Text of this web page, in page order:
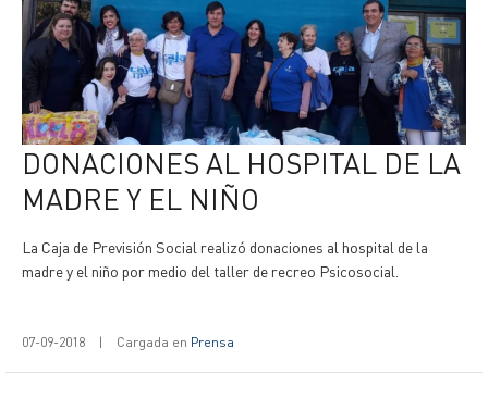
DONACIONES AL HOSPITAL DE LA
MADRE Y EL NIÑO
La Caja de Previsión Social realizó donaciones al hospital de la
madre y el niño por medio del taller de recreo Psicosocial.
07-09-2018 | Cargada en Prensa